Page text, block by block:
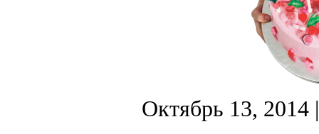
Октябрь 13, 2014